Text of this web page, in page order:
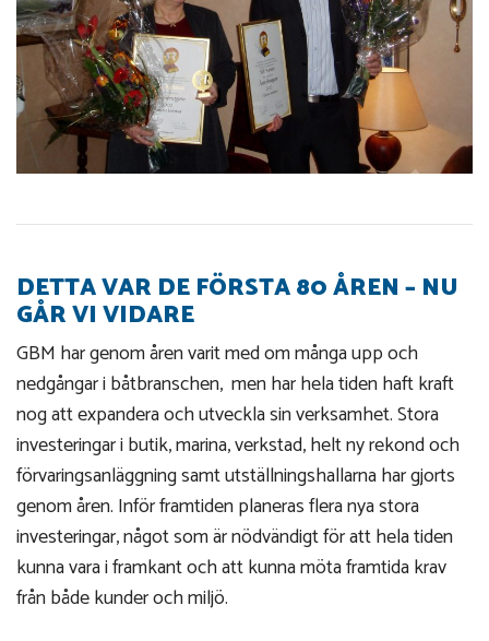
DETTA VAR DE FÖRSTA 80 ÅREN – NU
GÅR VI VIDARE
GBM har genom åren varit med om många upp och
nedgångar i båtbranschen, men har hela tiden haft kraft
nog att expandera och utveckla sin verksamhet. Stora
investeringar i butik, marina, verkstad, helt ny rekond och
förvaringsanläggning samt utställningshallarna har gjorts
genom åren. Inför framtiden planeras flera nya stora
investeringar, något som är nödvändigt för att hela tiden
kunna vara i framkant och att kunna möta framtida krav
från både kunder och miljö.